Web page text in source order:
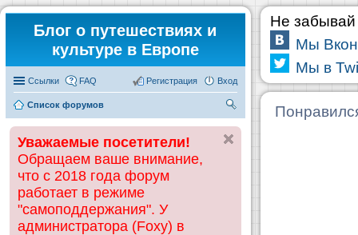
Блог о путешествиях и
культуре в Европе
Ссылки FAQ Вход
Регистрация
Список форумов
ск
Уважаемые посетители!
Обращаем ваше внимание,
что с 2018 года форум
работает в режиме
"самоподдержания". У
администратора (Foxy) в
Не забывай
Мы
Мы в